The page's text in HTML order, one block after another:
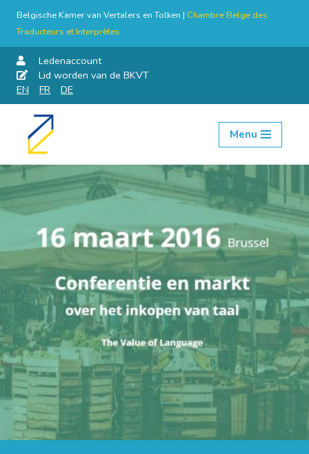
Belgische Kamer van Vertalers en Tolken | Chambre Belge des
Traducteurs et Interprètes
Ledenaccount
Lid worden van de BKVT
EN
FR DE
Skip
content
Menu